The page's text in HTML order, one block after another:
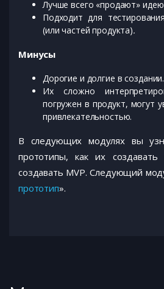
Лучше всего «продают»
Подходит для
(или частей продукта).
Минусы
Дорогие и долгие в создании.
Их сложно
погружен в продукт, могут
привлекательностью.
В следующих модулях вы
прототипы, как их создавать
создавать MVP. Следующий
прототип».